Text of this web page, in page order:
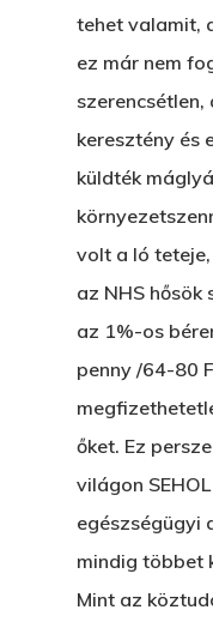
tehet valamit,
ez már nem
keresztény és
küldték
volt a ló
az NHS hősök
az 1%-os
penny /64-80
őket. Ez
világon
egészségügyi
mindig többet
Mint az